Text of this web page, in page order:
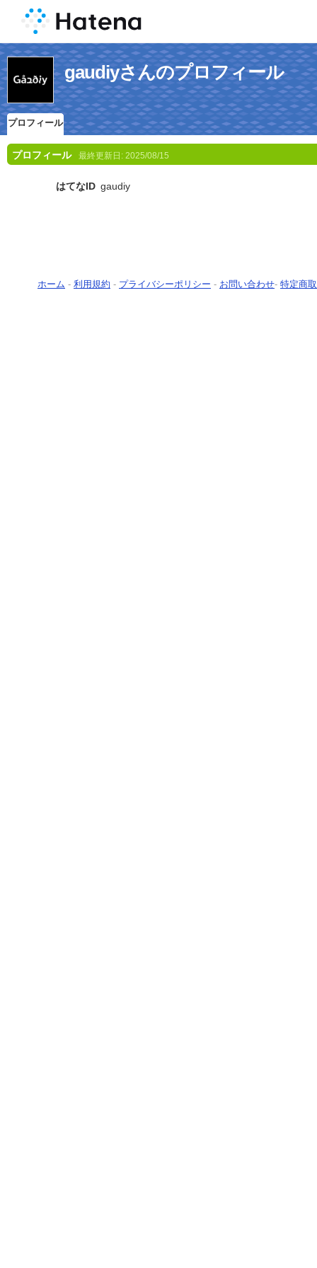
gaudiyさんのプロフィール
プロフィール
プロフィール 最終更新日: 2025/08/15
はてなID gaudiy
ホーム - 利用規約 - プライバシーポリシー - お問い合わせ- 特定商